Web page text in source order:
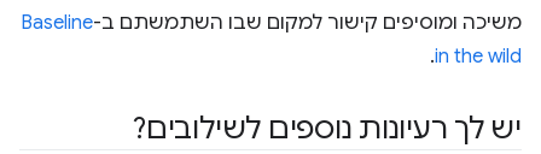
משיכה ומוסיפים קישור למקום שבו השתמשתם ב-Baseline
in the wild
.
יש לך רעיונות נוספים לשילובים?